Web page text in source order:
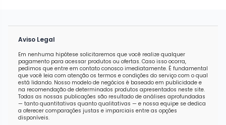
Aviso Legal
Em nenhuma hipótese solicitaremos que você realize qualquer
pagamento para acessar produtos ou ofertas. Caso isso ocorra,
pedimos que entre em contato conosco imediatamente. É fundamental
que você leia com atenção os termos e condições do serviço com o qual
está lidando. Nosso modelo de negócios é baseado em publicidade e
na recomendação de determinados produtos apresentados neste site.
Todas as nossas publicações são resultado de análises aprofundadas
— tanto quantitativas quanto qualitativas — e nossa equipe se dedica
a oferecer comparações justas e imparciais entre as opções
disponíveis.